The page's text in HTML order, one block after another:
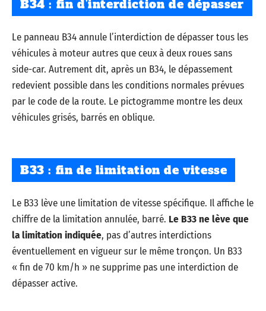
B34 : fin d’interdiction de dépasser
Le panneau B34 annule l’interdiction de dépasser tous les
véhicules à moteur autres que ceux à deux roues sans
side-car. Autrement dit, après un B34, le dépassement
redevient possible dans les conditions normales prévues
par le code de la route. Le pictogramme montre les deux
véhicules grisés, barrés en oblique.
B33 : fin de limitation de vitesse
Le B33 lève une limitation de vitesse spécifique. Il affiche le
chiffre de la limitation annulée, barré. Le B33 ne lève que
la limitation indiquée, pas d’autres interdictions
éventuellement en vigueur sur le même tronçon. Un B33
« fin de 70 km/h » ne supprime pas une interdiction de
dépasser active.